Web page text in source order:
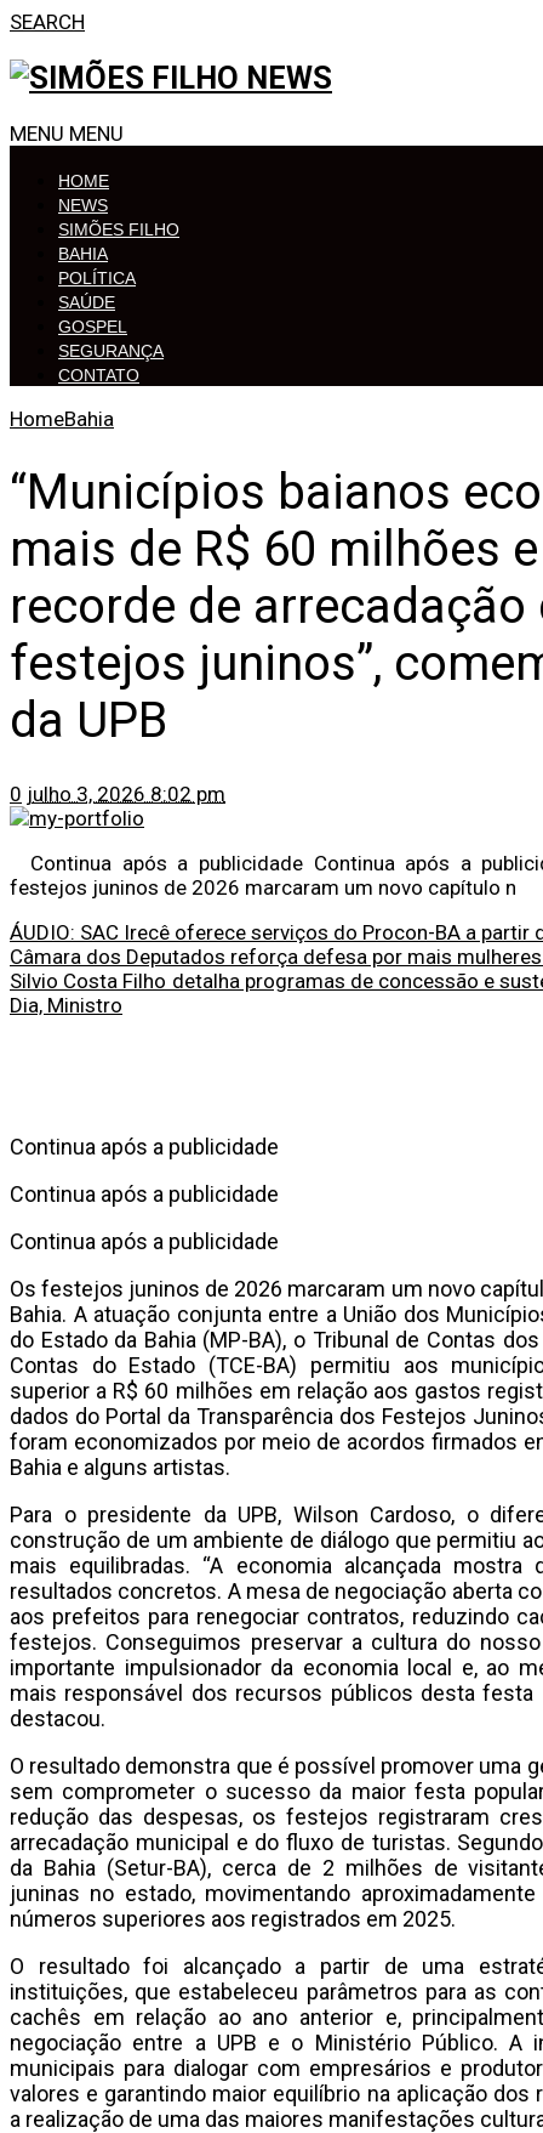
SEARCH
MENU MENU
HOME
NEWS
SIMÕES FILHO
BAHIA
POLÍTICA
SAÚDE
GOSPEL
SEGURANÇA
CONTATO
HomeBahia
“Municípios baianos
mais de R$ 60 milhões
recorde de
festejos juninos”,
da UPB
0 julho 3, 2026 8:02 pm
Continua após a publicidade Continua após a
festejos juninos de 2026 marcaram um novo capítulo n
ÁUDIO: SAC Irecê oferece serviços do Procon-BA a partir
Câmara dos Deputados reforça defesa por mais
Silvio Costa Filho detalha programas de concessão e
Dia, Ministro
Continua após a publicidade
Continua após a publicidade
Continua após a publicidade
Os festejos juninos de 2026 marcaram um novo
Bahia. A atuação conjunta entre a União dos
do Estado da Bahia (MP-BA), o Tribunal de Contas
Contas do Estado (TCE-BA) permitiu aos
superior a R$ 60 milhões em relação aos gastos
dados do Portal da Transparência dos Festejos
foram economizados por meio de acordos firmados
Bahia e alguns artistas.
Para o presidente da UPB, Wilson Cardoso, o
construção de um ambiente de diálogo que permitiu
mais equilibradas. “A economia alcançada
resultados concretos. A mesa de negociação aberta
aos prefeitos para renegociar contratos, reduzindo
festejos. Conseguimos preservar a cultura do
importante impulsionador da economia local e, ao
mais responsável dos recursos públicos desta festa
destacou.
O resultado demonstra que é possível promover uma
sem comprometer o sucesso da maior festa
redução das despesas, os festejos registraram
arrecadação municipal e do fluxo de turistas.
da Bahia (Setur-BA), cerca de 2 milhões de
juninas no estado, movimentando
números superiores aos registrados em 2025.
O resultado foi alcançado a partir de uma
instituições, que estabeleceu parâmetros para as
cachês em relação ao ano anterior e,
negociação entre a UPB e o Ministério Público. A
municipais para dialogar com empresários e
valores e garantindo maior equilíbrio na aplicação
a realização de uma das maiores manifestações